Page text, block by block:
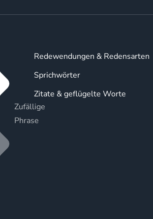
Zufällige
Phrase
Redewendungen & Redensarten
Sprichwörter
Zitate & geflügelte Worte